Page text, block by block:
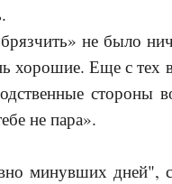
не было
хорошие. Еще с тех
стороны
не пара».
минувших дней",